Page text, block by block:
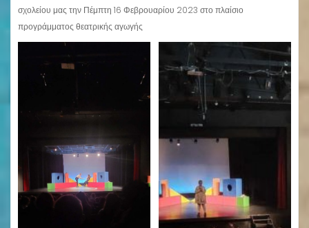
σχολείου μας την Πέμπτη 16 Φεβρουαρίου 2023 στο πλαίσιο
προγράμματος θεατρικής αγωγής